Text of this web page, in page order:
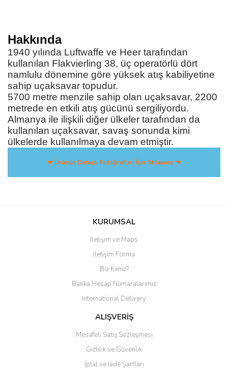
Hakkında
1940 yılında Luftwaffe ve Heer tarafından
kullanılan Flakvierling 38, üç operatörlü dört
namlulu dönemine göre yüksek atış kabiliyetine
sahip uçaksavar topudur.
5700 metre menzile sahip olan uçaksavar, 2200
metrede en etkili atış gücünü sergiliyordu.
Almanya ile ilişkili diğer ülkeler tarafından da
kullanılan uçaksavar, savaş sonunda kimi
ülkelerde kullanılmaya devam etmiştir.
☛ Ürünün Detaylı Fotoğrafları İçin Tıklayınız ☚
Bu ürüne ilk yorumu siz yapın!
Yorum Yaz
KURUMSAL
İletişim ve Maps
İletişim Formu
Biz Kimiz?
Banka Hesap Numaralarımız
International Delivery
ALIŞVERİŞ
Mesafeli Satış Sözleşmesi
Gizlilik ve Güvenlik
İptal ve İade Şartları